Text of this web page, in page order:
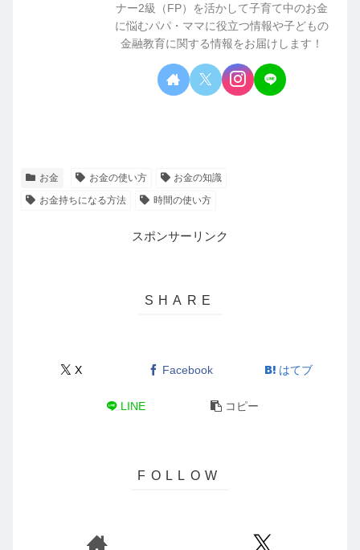
ナー2級（FP）を活かして子育て中のお金
に悩むパパ・ママに役立つ情報や子どもの
金融教育に関する情報をお届けします！
お金 お金の使い方
お金の知識
お金持ちになる方法
時間の使い方
スポンサーリンク
X Facebook はてブ
LINE コピー